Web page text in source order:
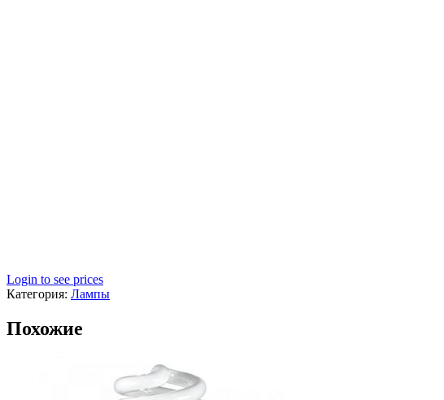
Login to see prices
Категория: Лампы
Похожие